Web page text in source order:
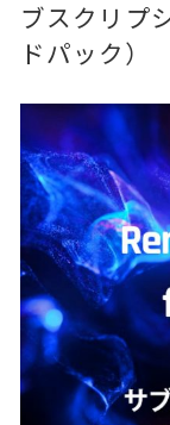
ブスクリプ
ドパック）